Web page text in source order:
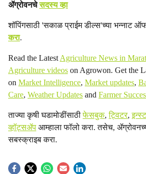
ॲग्रोवनचेसदस्य व्हा
शॉपिंगसाठी 'सकाळ प्राईम डील्स'च्या भन्नाट
करा.
Read the Latest Agriculture News in
Agriculture videos on Agrowon. Get the
on Market Intelligence, Market updates,
Care, Weather Updates and Farmer
ताज्या कृषी घडामोडींसाठीफेसबुक,ट्विटर,
व्हॉट्सॲप आम्हाला फॉलो करा. तसेच,
सबस्क्राइब करा.